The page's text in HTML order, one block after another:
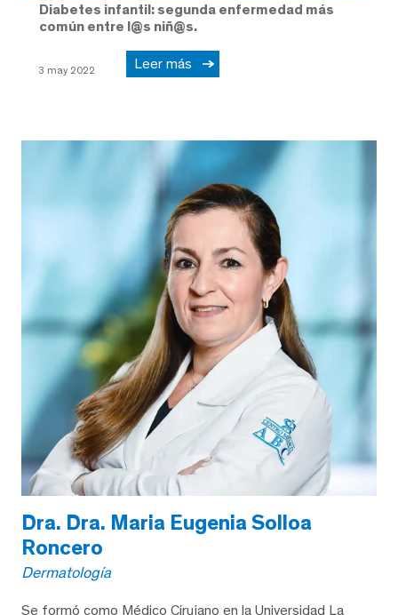
Diabetes infantil: segunda enfermedad más
común entre l@s niñ@s.
3 may 2022 Leer más
Dra. Dra. Maria Eugenia Solloa
Roncero
Dermatología
Se formó como Médico Cirujano en la Universidad La